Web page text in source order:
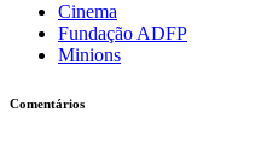
Cinema
Fundação ADFP
Minions
Comentários